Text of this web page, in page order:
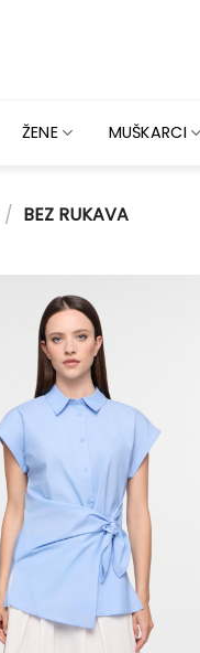
ŽENE MUŠKARCI
/ BEZ RUKAVA